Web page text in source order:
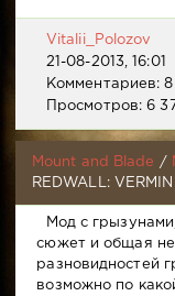
Vitalii_Polozov
21-08-2013, 16:01
Комментариев: 8
Просмотров: 6
Mount and Blade /
REDWALL:
Мод с
сюжет и общая
разновидностей
возможно по